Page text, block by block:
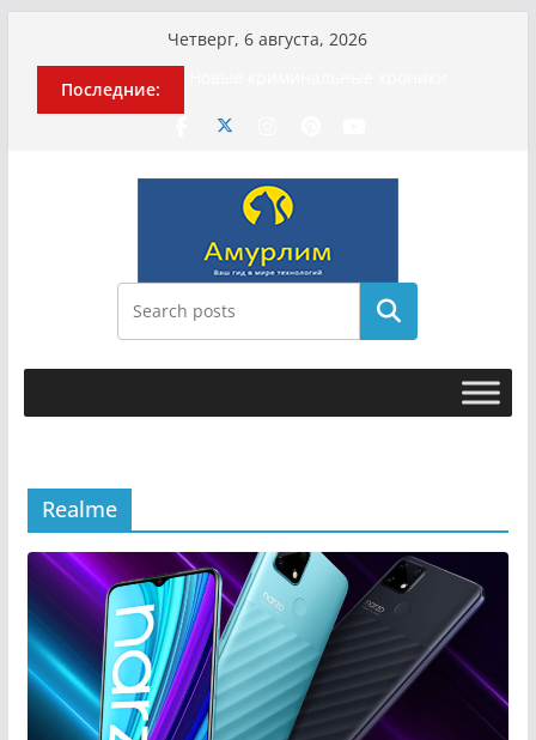
содержимому
Четверг, 6 августа, 2026
Последние:
Холод
улетели к чужому дяде
Эхо турецкой трагедии: почему
«ожила» камера погибшей
МотоТани?
Гусейна Гасанова заочно
приговорили к четырём годам
Илью Ремесло задержали по делу о
фейках о российской армии
Поиск
Realme